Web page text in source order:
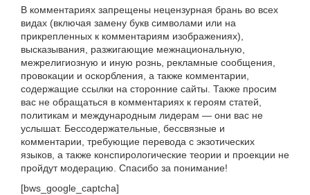
В комментариях запрещены нецензурная брань во всех
видах (включая замену букв символами или на
прикрепленных к комментариям изображениях),
высказывания, разжигающие межнациональную,
межрелигиозную и иную рознь, рекламные сообщения,
провокации и оскорбления, а также комментарии,
содержащие ссылки на сторонние сайты. Также просим
вас не обращаться в комментариях к героям статей,
политикам и международным лидерам — они вас не
услышат. Бессодержательные, бессвязные и
комментарии, требующие перевода с экзотических
языков, а также конспирологические теории и проекции не
пройдут модерацию. Спасибо за понимание!
[bws_google_captcha]